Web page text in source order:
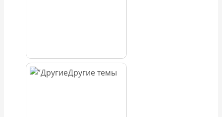
Другие темы